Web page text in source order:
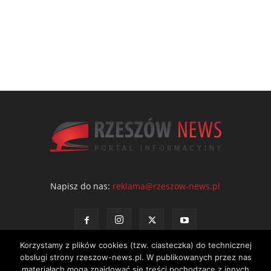
Napisz do nas: reklama@rzeszow-news.pl
Korzystamy z plików cookies (tzw. ciasteczka) do technicznej
obsługi strony rzeszow-news.pl. W publikowanych przez nas